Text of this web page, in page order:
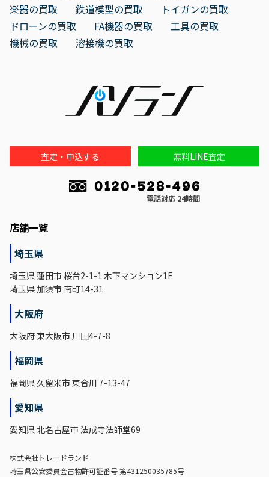
査定・申込する 無料LINE査定
電話対応 24時間
店舗一覧
埼玉県
埼玉県 蓮田市 桜台2-1-1 木下マンション1F
埼玉県 加須市 南町14-31
大阪府
大阪府 東大阪市 川田4-7-8
福岡県
福岡県 久留米市 東合川 7-13-47
愛知県
愛知県 北名古屋市 法成寺法師堂69
株式会社トレードランド
埼玉県公安委員会古物許可証番号 第431250035785号
楽器の買取
鉄道模型の買取
トイガンの買取
ドローンの買取
FA機器の買取
工具の買取
機械の買取
溶接機の買取